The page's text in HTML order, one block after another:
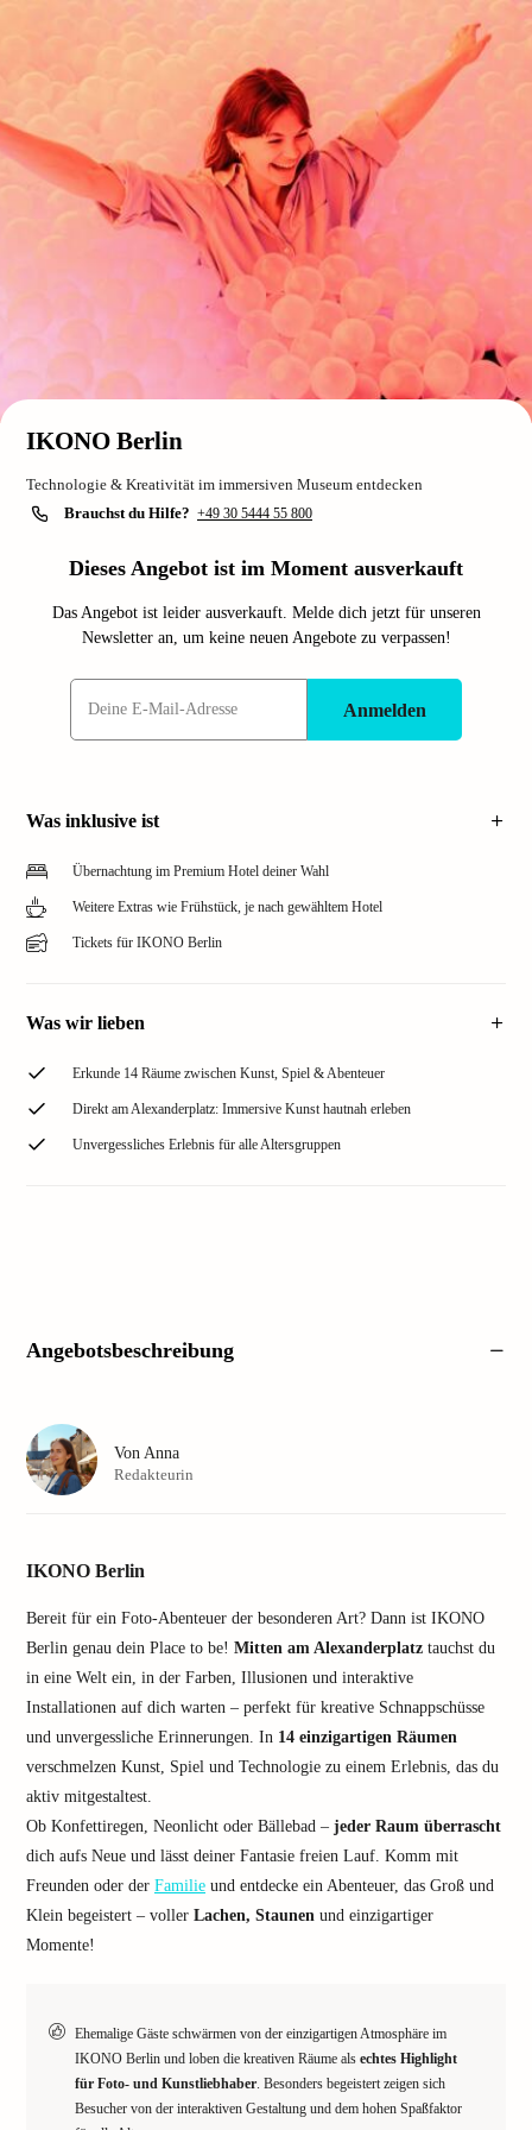
IKONO Berlin
Technologie & Kreativität im immersiven Museum entdecken
Brauchst du Hilfe? +49 30 5444 55 800
Dieses Angebot ist im Moment ausverkauft
Das Angebot ist leider ausverkauft. Melde dich jetzt für unseren
Newsletter an, um keine neuen Angebote zu verpassen!
Anmelden
Was inklusive ist
Übernachtung im Premium Hotel deiner Wahl
Weitere Extras wie Frühstück, je nach gewähltem Hotel
Tickets für IKONO Berlin
Was wir lieben
Erkunde 14 Räume zwischen Kunst, Spiel & Abenteuer
Direkt am Alexanderplatz: Immersive Kunst hautnah erleben
Unvergessliches Erlebnis für alle Altersgruppen
Angebotsbeschreibung
IKONO Berlin
Bereit für ein Foto-Abenteuer der besonderen Art? Dann ist IKONO
Berlin genau dein Place to be! Mitten am Alexanderplatz tauchst du
in eine Welt ein, in der Farben, Illusionen und interaktive
Installationen auf dich warten – perfekt für kreative Schnappschüsse
und unvergessliche Erinnerungen. In 14 einzigartigen Räumen
verschmelzen Kunst, Spiel und Technologie zu einem Erlebnis, das du
aktiv mitgestaltest.
Ob Konfettiregen, Neonlicht oder Bällebad – jeder Raum überrascht
dich aufs Neue und lässt deiner Fantasie freien Lauf. Komm mit
Freunden oder der Familie und entdecke ein Abenteuer, das Groß und
Klein begeistert – voller Lachen, Staunen und einzigartiger
Momente!
Ehemalige Gäste schwärmen von der einzigartigen Atmosphäre im
IKONO Berlin und loben die kreativen Räume als echtes Highlight
für Foto- und Kunstliebhaber. Besonders begeistert zeigen sich
Besucher von der interaktiven Gestaltung und dem hohen Spaßfaktor
Von Anna
Redakteurin